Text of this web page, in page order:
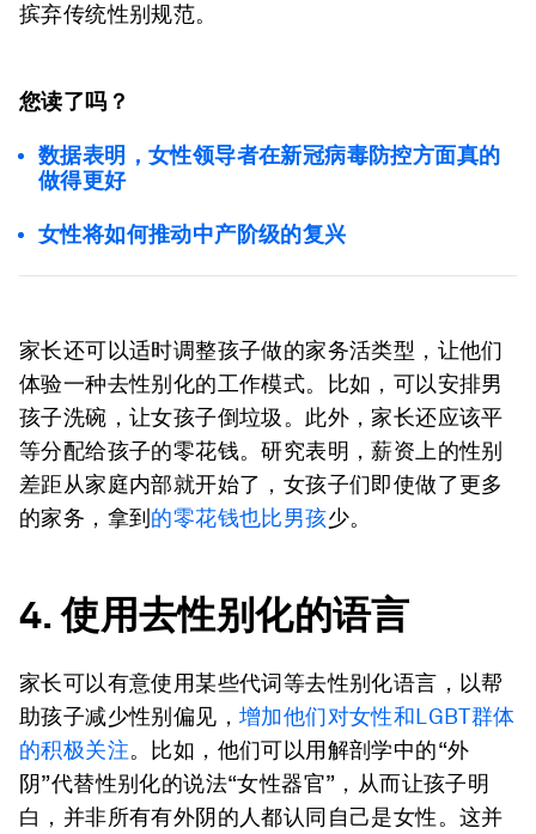
摈弃传统性别规范。
您读了吗？
数据表明，女性领导者在新冠病毒防控方面真的
做得更好
女性将如何推动中产阶级的复兴
家长还可以适时调整孩子做的家务活类型，让他们
体验一种去性别化的工作模式。比如，可以安排男
孩子洗碗，让女孩子倒垃圾。此外，家长还应该平
等分配给孩子的零花钱。研究表明，薪资上的性别
差距从家庭内部就开始了，女孩子们即使做了更多
的家务，拿到 的零花钱也比男孩少。
4. 使用去性别化的语言
家长可以有意使用某些代词等去性别化语言，以帮
助孩子减少性别偏见， 增加他们对女性和LGBT群体
的积极关注。比如，他们可以用解剖学中的“外
阴”代替性别化的说法“女性器官”，从而让孩子明
白，并非所有有外阴的人都认同自己是女性。这并